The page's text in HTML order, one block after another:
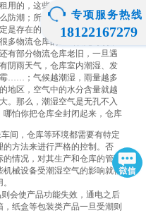
租用的，这些仓库本身也没做什
么防潮；所以，受潮的可能性肯
是存在的！据了解，目前还有
多物流仓库的基础设施薄弱，
有部分物流仓库老旧，一旦遇
有阴雨天气，仓库室内潮湿、发
霉……；气候越潮湿，雨量越多
地区，空气中的水分含量就越
。那么，潮湿空气是无孔不入
怕你把仓库全封闭起来，仓库
间，仓库等环境都需要有特定
方法来进行严格的控制。否
情况，对其生产和仓库的管理
械设备受潮湿空气的影响就很
会使产品功能失效，通电之后
纸盒等包装类产品一旦受潮则
专项服务热线
18122167279